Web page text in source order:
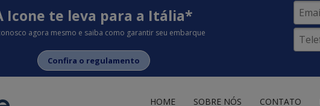
Icone te leva para a Itália*
agora mesmo e saiba como garantir seu embarque
Confira o regulamento
HOME SOBRE NÓS CONTATO